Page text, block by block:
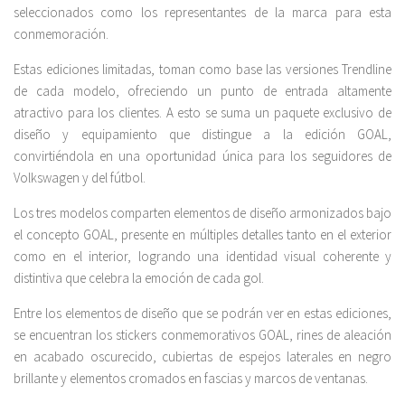
seleccionados como los representantes de la marca para esta
conmemoración.
Estas ediciones limitadas, toman como base las versiones Trendline
de cada modelo, ofreciendo un punto de entrada altamente
atractivo para los clientes. A esto se suma un paquete exclusivo de
diseño y equipamiento que distingue a la edición GOAL,
convirtiéndola en una oportunidad única para los seguidores de
Volkswagen y del fútbol.
Los tres modelos comparten elementos de diseño armonizados bajo
el concepto GOAL, presente en múltiples detalles tanto en el exterior
como en el interior, logrando una identidad visual coherente y
distintiva que celebra la emoción de cada gol.
Entre los elementos de diseño que se podrán ver en estas ediciones,
se encuentran los stickers conmemorativos GOAL, rines de aleación
en acabado oscurecido, cubiertas de espejos laterales en negro
brillante y elementos cromados en fascias y marcos de ventanas.